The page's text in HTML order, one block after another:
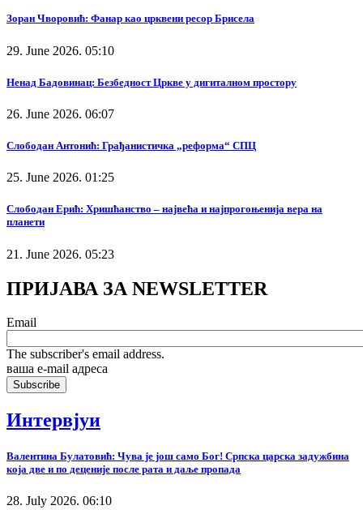
Зоран Чворовић: Фанар као црквени ресор Брисела
29. June 2026. 05:10
Ненад Бадовинац: Безбедност Цркве у дигиталном простору
26. June 2026. 06:07
Слободан Антонић: Грађанистичка „реформа“ СПЦ
25. June 2026. 01:25
Слободан Ерић: Хришћанство – највећа и најпрогоњенија вера на
планети
21. June 2026. 05:23
ПРИЈАВА ЗА NEWSLETTER
Email
The subscriber's email address.
ваша е-mail адреса
Интервјуи
Валентина Булатовић: Чува је још само Бог! Српска царска задужбина
која две и по деценије после рата и даље пропада
28. July 2026. 06:10